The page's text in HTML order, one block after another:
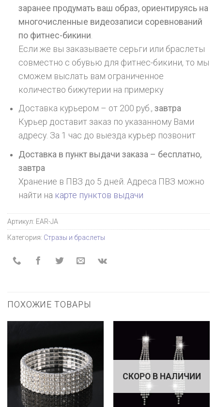
заранее продумать ваш образ, ориентируясь на
многочисленные видеозаписи соревнований
по фитнес-бикини
Если же вы заказываете серьги или браслеты
совместно с обувью для фитнес-бикини, то мы
сможем выслать вам ограниченное
количество бижутерии на примерку
Доставка курьером – от 200 руб.,завтра
Курьер доставит заказ по указанному Вами
адресу. За 1 час до выезда курьер позвонит
Доставка в пункт выдачи заказа – бесплатно,
завтра
Хранение в ПВЗ до 5 дней. Адреса ПВЗ можно
найти на карте пунктов выдачи
Артикул: EAR-JA
Категория: Стразы и браслеты
ПОХОЖИЕ ТОВАРЫ
СКОРО В НАЛИЧИИ